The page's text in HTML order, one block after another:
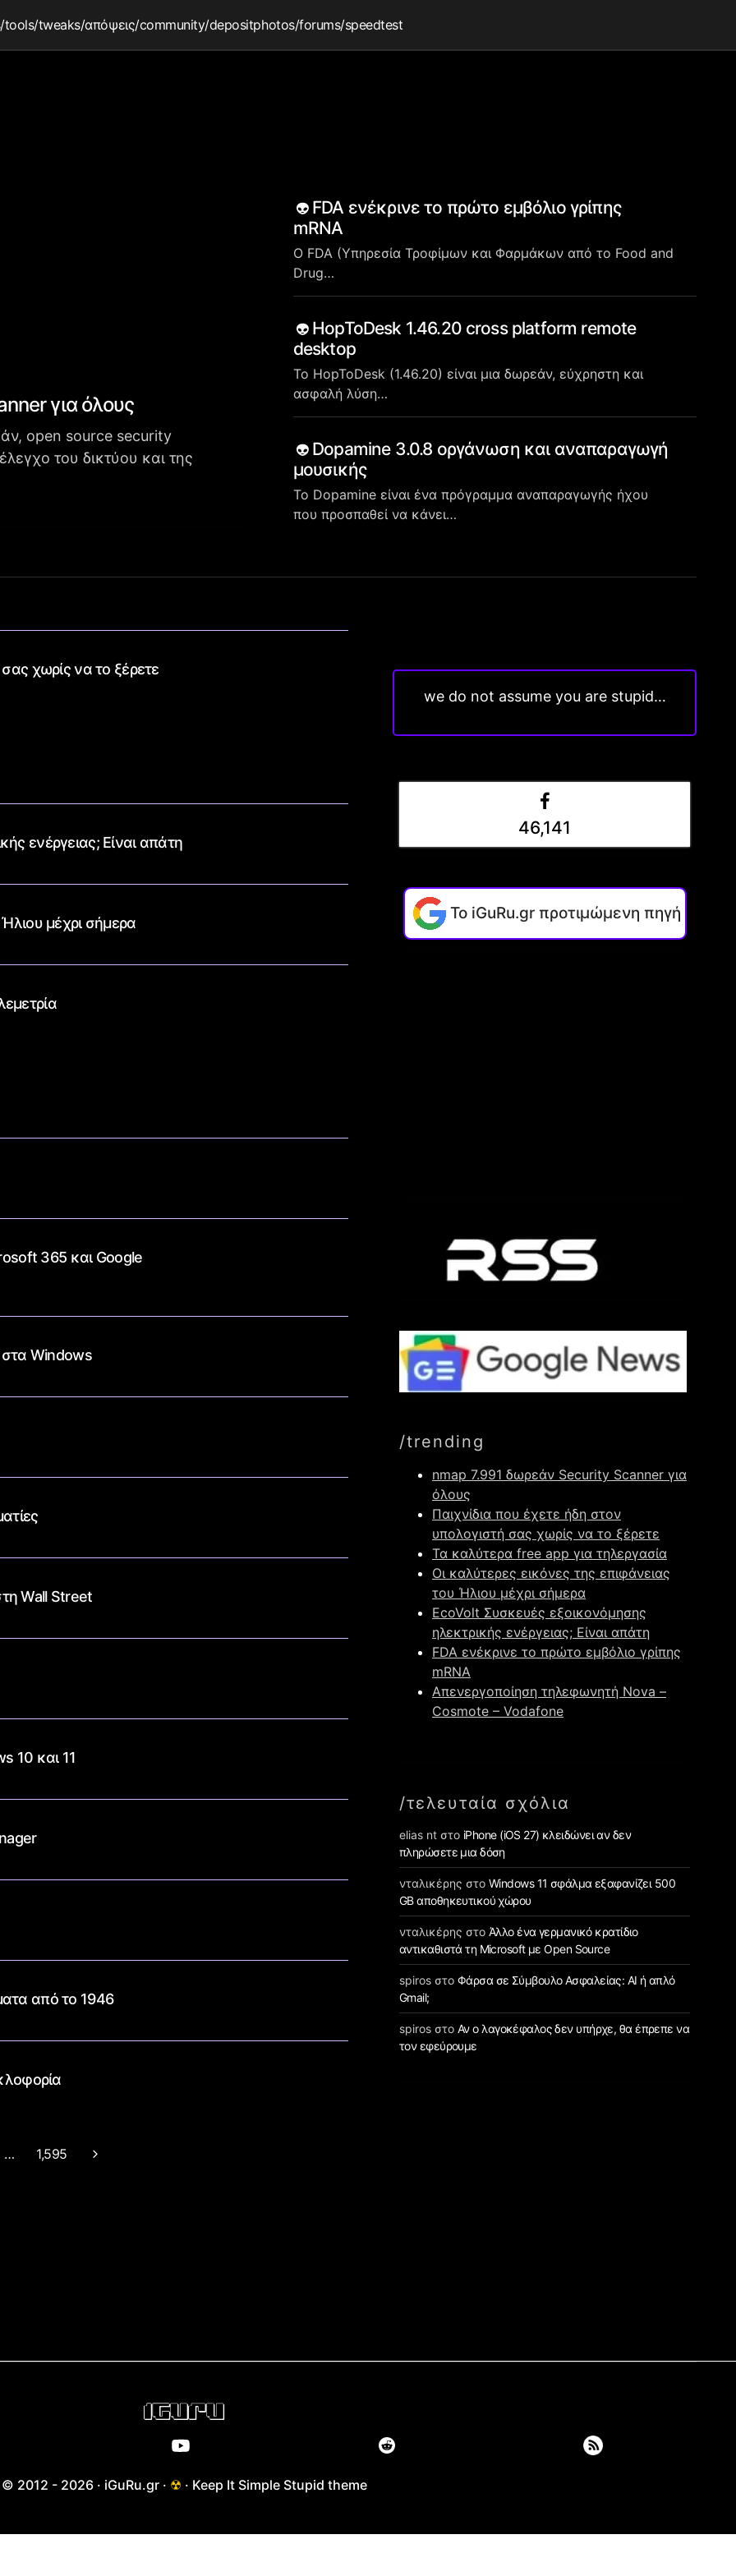
/tools/tweaks/απόψεις/community/depositphotos/forums/speedtest
για όλους
open source security
του δικτύου και της
FDA ενέκρινε το πρώτο εμβόλιο γρίπης
mRNA
Ο FDA (Υπηρεσία Τροφίμων και Φαρμάκων από το Food and
Drug…
HopToDesk 1.46.20 cross platform remote
desktop
Το HopToDesk (1.46.20) είναι μια δωρεάν, εύχρηστη και
ασφαλή λύση…
Dopamine 3.0.8 οργάνωση και αναπαραγωγή
μουσικής
Το Dopamine είναι ένα πρόγραμμα αναπαραγωγής ήχου
που προσπαθεί να κάνει…
χωρίς να το ξέρετε
ενέργειας; Είναι απάτη
μέχρι σήμερα
365 και Google
Windows
Wall Street
10 και 11
από το 1946
… 1,595
we do not assume you are stupid…
46,141
Το iGuRu.gr προτιμώμενη πηγή
/trending
nmap 7.991 δωρεάν Security Scanner για
όλους
Παιχνίδια που έχετε ήδη στον
υπολογιστή σας χωρίς να το ξέρετε
Τα καλύτερα free app για τηλεργασία
Οι καλύτερες εικόνες της επιφάνειας
του Ήλιου μέχρι σήμερα
EcoVolt Συσκευές εξοικονόμησης
ηλεκτρικής ενέργειας; Είναι απάτη
FDA ενέκρινε το πρώτο εμβόλιο γρίπης
mRNA
Απενεργοποίηση τηλεφωνητή Nova –
Cosmote – Vodafone
/τελευταία σχόλια
elias nt στο iPhone (iOS 27) κλειδώνει αν δεν
πληρώσετε μια δόση
νταλικέρης στο Windows 11 σφάλμα εξαφανίζει 500
GB αποθηκευτικού χώρου
νταλικέρης στο Άλλο ένα γερμανικό κρατίδιο
αντικαθιστά τη Microsoft με Open Source
spiros στο Φάρσα σε Σύμβουλο Ασφαλείας: AI ή απλό
Gmail;
spiros στο Αν ο λαγοκέφαλος δεν υπήρχε, θα έπρεπε να
τον εφεύρουμε
© 2012 - 2026 · iGuRu.gr · ☢ · Keep It Simple Stupid theme